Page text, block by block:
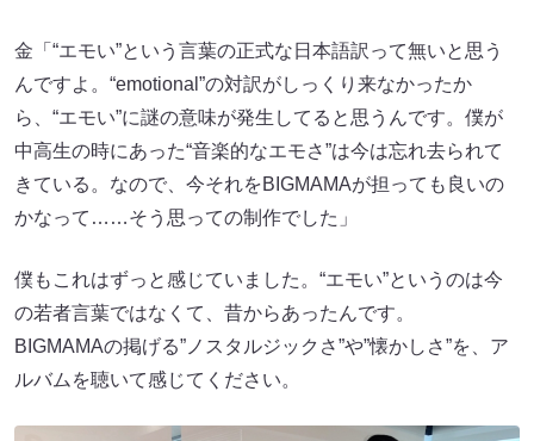
金「“エモい”という言葉の正式な日本語訳って無いと思う
んですよ。“emotional”の対訳がしっくり来なかったか
ら、“エモい”に謎の意味が発生してると思うんです。僕が
中高生の時にあった“音楽的なエモさ”は今は忘れ去られて
きている。なので、今それをBIGMAMAが担っても良いの
かなって……そう思っての制作でした」
僕もこれはずっと感じていました。“エモい”というのは今
の若者言葉ではなくて、昔からあったんです。
BIGMAMAの掲げる”ノスタルジックさ”や”懐かしさ”を、ア
ルバムを聴いて感じてください。